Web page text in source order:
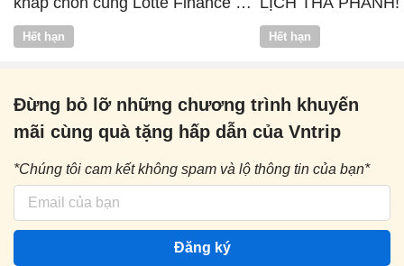
Vntrip
Hết hạn Hết hạn
Đừng bỏ lỡ những chương trình khuyến
mãi cùng quà tặng hấp dẫn của Vntrip
*Chúng tôi cam kết không spam và lộ thông tin của bạn*
Đăng ký